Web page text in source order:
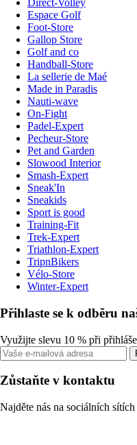
Direct-Volley
Espace Golf
Foot-Store
Gallop Store
Golf and co
Handball-Store
La sellerie de Maé
Made in Paradis
Nauti-wave
On-Fight
Padel-Expert
Pecheur-Store
Pet and Garden
Slowood Interior
Smash-Expert
Sneak'In
Sneakids
Sport is good
Training-Fit
Trek-Expert
Triathlon-Expert
TripnBikers
Vélo-Store
Winter-Expert
Přihlaste se k odběru
Využijte slevu 10 % při
Zůstaňte v kontaktu
Najděte nás na sociálních sítích